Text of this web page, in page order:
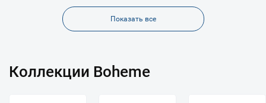
Показать все
Коллекции Boheme